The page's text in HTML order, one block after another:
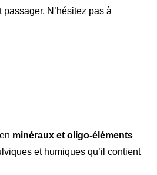
N’hésitez pas à
minéraux et oligo-éléments
et humiques qu’il contient